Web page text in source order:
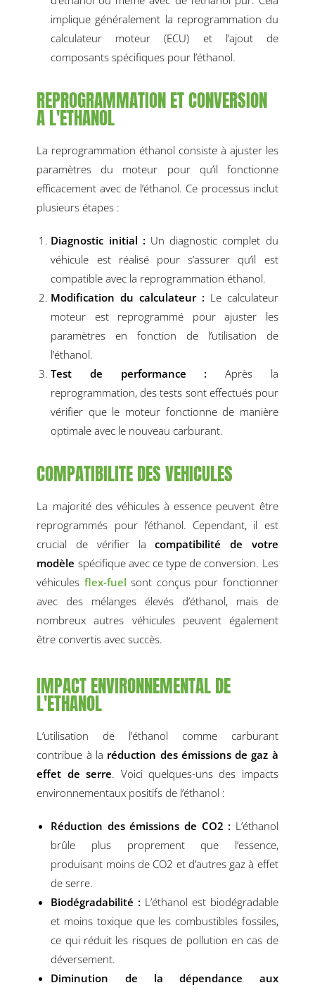
implique généralement la reprogrammation du
calculateur moteur (ECU) et l’ajout de
composants spécifiques pour l’éthanol.
REPROGRAMMATION ET CONVERSION
A L'ETHANOL
La reprogrammation éthanol consiste à ajuster les
paramètres du moteur pour qu’il fonctionne
efficacement avec de l’éthanol. Ce processus inclut
plusieurs étapes :
Diagnostic initial : Un diagnostic complet du
véhicule est réalisé pour s’assurer qu’il est
compatible avec la reprogrammation éthanol.
Modification du calculateur : Le calculateur
moteur est reprogrammé pour ajuster les
paramètres en fonction de l’utilisation de
l’éthanol.
Test de performance : Après la
reprogrammation, des tests sont effectués pour
vérifier que le moteur fonctionne de manière
optimale avec le nouveau carburant.
COMPATIBILITE DES VEHICULES
La majorité des véhicules à essence peuvent être
reprogrammés pour l’éthanol. Cependant, il est
crucial de vérifier lacompatibilité de votre
modèle spécifique avec ce type de conversion. Les
véhicules flex-fuel sont conçus pour fonctionner
avec des mélanges élevés d’éthanol, mais de
nombreux autres véhicules peuvent également
être convertis avec succès.
IMPACT ENVIRONNEMENTAL DE
L'ETHANOL
L’utilisation de l’éthanol comme carburant
contribue à la réduction des émissions de gaz à
effet de serre. Voici quelques-uns des impacts
environnementaux positifs de l’éthanol :
Réduction des émissions de CO2 : L’éthanol
brûle plus proprement que l’essence,
produisant moins de CO2 et d’autres gaz à effet
de serre.
Biodégradabilité : L’éthanol est biodégradable
et moins toxique que les combustibles fossiles,
ce qui réduit les risques de pollution en cas de
déversement.
Diminution de la dépendance aux